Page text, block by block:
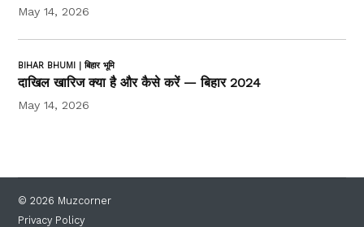
May 14, 2026
BIHAR BHUMI | बिहार भूमि
दाखिल खारिज क्या है और कैसे करें — बिहार 2024
May 14, 2026
© 2026 Muzcorner
Privacy Policy